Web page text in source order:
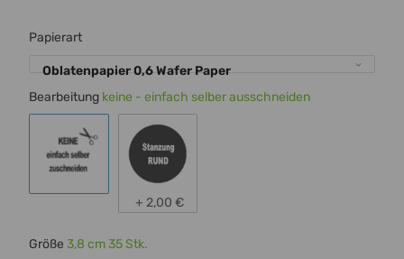
Papierart
Oblatenpapier 0,6 Wafer Paper
Bearbeitung keine - einfach selber ausschneiden
keine - einfach selber ausschneiden
Ausstanzung rund
+ 2,00 €
Größe 3,8 cm 35 Stk.